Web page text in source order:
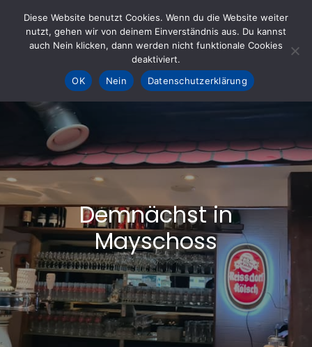
content
KOHLE fürs AHRTAL e.V.
– Helfen hilft
Demnächst in
Mayschoss
Diese Website benutzt Cookies. Wenn du die Website weiter
nutzt, gehen wir von deinem Einverständnis aus. Du kannst
auch Nein klicken, dann werden nicht funktionale Cookies
deaktiviert.
OK
Nein Datenschutzerklärung